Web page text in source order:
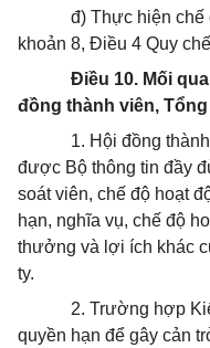
đ) Thực hiện chế
khoản 8, Điều 4 Quy
Điều 10. Mối
đồng thành viên,
1. Hội đồng
được Bộ thông tin đầy
soát viên, chế độ hoạt
hạn, nghĩa vụ, chế độ
thưởng và lợi ích khác
ty.
2. Trường hợp
quyền hạn để gây cản